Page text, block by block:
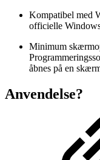
Kompatibel med
officielle
Minimum
åbnes på en
Anvendelse?